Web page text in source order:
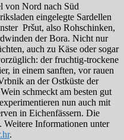
von Nord nach Süd
eingelegte Sardellen
Pršut, also Rohschinken,
der Bora. Nicht nur
auch zu Käse oder sogar
der fruchtig-trockene
in einem sanften, vor rauen
an der Ostküste der
schmeckt am besten gut
nun auch mit
in Eichenfässern. Die
Weitere Informationen unter
.